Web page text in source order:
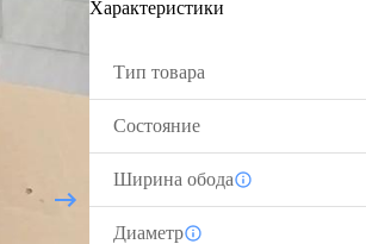
Характеристики
Тип товара
Состояние
Ширина обода
Диаметр